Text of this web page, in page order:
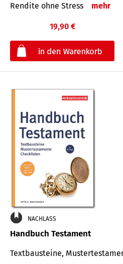
Rendite ohne Stress mehr
19,90 €
NACHLASS
Handbuch Testament
Textbausteine,